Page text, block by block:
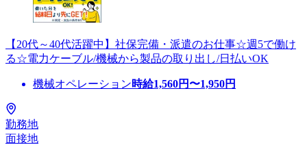
【20代～40代活躍中】社保完備・派遣のお仕事☆週5で働け
る☆電力ケーブル/機械から製品の取り出し/日払いOK
機械オペレーション時給1,560円〜1,950円
勤務地
面接地